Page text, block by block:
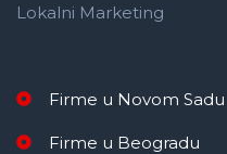
Lokalni Marketing
Firme u Novom Sadu
Firme u Beogradu